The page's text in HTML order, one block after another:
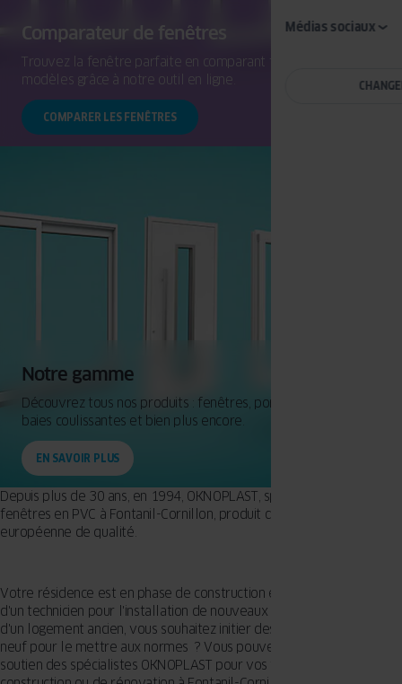
Médias sociaux
Comparateur de fenêtres
Trouvez la fenêtre parfaite en comparant facilement les
modèles grâce à notre outil en ligne.
COMPARER LES FENÊTRES
Notre gamme
Découvrez tous nos produits : fenêtres, portes d'entrée,
baies coulissantes et bien plus encore.
EN SAVOIR PLUS
Depuis plus de 30 ans, en 1994, OKNOPLAST, spécialiste des
fenêtres en PVC à Fontanil-Cornillon, produit des menuiseries
européenne de qualité.
Votre résidence est en phase de construction et requiert le soutien
d'un technicien pour l'installation de nouveaux vitrages ? Propriétaire
d'un logement ancien, vous souhaitez initier des travaux de remise à
neuf pour le mettre aux normes ? Vous pouvez vous fier sur le
soutien des spécialistes OKNOPLAST pour vos travaux de